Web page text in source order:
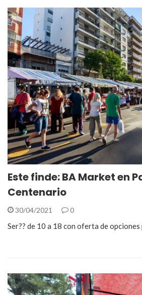
Este finde: BA Market en
Centenario
30/04/2021 0
Ser?? de 10 a 18 con oferta de opciones